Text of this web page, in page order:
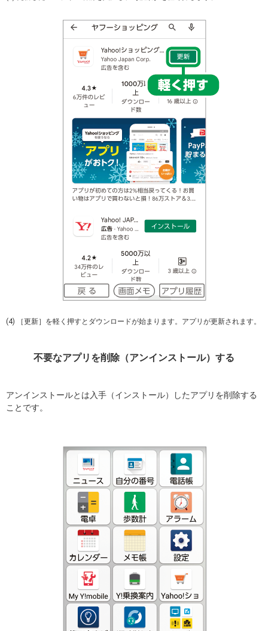
(4) ［更新］を軽く押すとダウンロードが始まります。アプリが更新されます。
不要なアプリを削除（アンインストール）する
アンインストールとは入手（インストール）したアプリを削除する
ことです。